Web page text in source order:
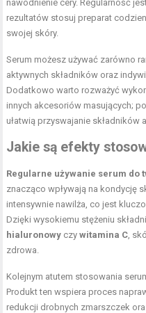
nawodnienie cery. Regularność
rezultatów stosuj preparat
swojej skóry.
Serum możesz używać zarówno
aktywnych składników oraz
Dodatkowo warto rozważyć
innych akcesoriów masujących;
ułatwią przyswajanie składników
Jakie są efekty
Regularne używanie serum do
znacząco wpływają na kondycję
intensywnie nawilża, co jest
Dzięki wysokiemu stężeniu
hialuronowy czywitamina C ,
zdrowa.
Kolejnym atutem stosowania
Produkt ten wspiera proces
redukcji drobnych zmarszczek